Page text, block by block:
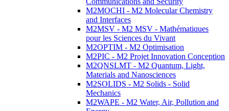
M2MOCHI - M2 Molecular Chemistry
and Interfaces
M2MSV - M2 MSV - Mathématiques
pour les Sciences du Vivant
M2OPTIM - M2 Optimisation
M2PIC - M2 Projet Innovation Conception
M2QNSLMT - M2 Quantum, Light,
Materials and Nanosciences
M2SOLIDS - M2 Solids - Solid
Mechanics
M2WAPE - M2 Water, Air, Pollution and